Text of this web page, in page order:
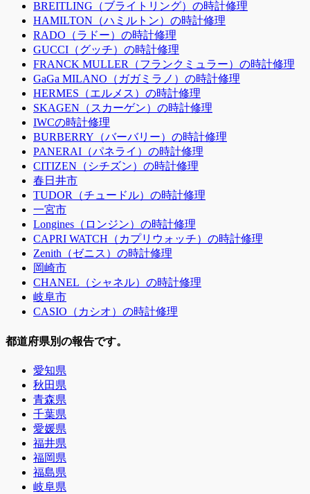
BREITLING（ブライトリング）の時計修理
HAMILTON（ハミルトン）の時計修理
RADO（ラドー）の時計修理
GUCCI（グッチ）の時計修理
FRANCK MULLER（フランクミュラー）の時計修理
GaGa MILANO（ガガミラノ）の時計修理
HERMES（エルメス）の時計修理
SKAGEN（スカーゲン）の時計修理
IWCの時計修理
BURBERRY（バーバリー）の時計修理
PANERAI（パネライ）の時計修理
CITIZEN（シチズン）の時計修理
春日井市
TUDOR（チュードル）の時計修理
一宮市
Longines（ロンジン）の時計修理
CAPRI WATCH（カプリウォッチ）の時計修理
Zenith（ゼニス）の時計修理
岡崎市
CHANEL（シャネル）の時計修理
岐阜市
CASIO（カシオ）の時計修理
都道府県別の報告です。
愛知県
秋田県
青森県
千葉県
愛媛県
福井県
福岡県
福島県
岐阜県